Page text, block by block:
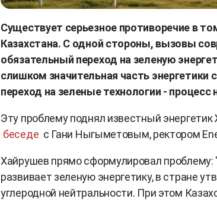
Существует серьезное противоречие в
Казахстана. С одной стороны, вызовы
обязательный переход на зеленую
слишком значительная часть энергетики
переход на зеленые технологии -
Эту проблему поднял известный
беседе с Гани Ныгыметовым, ректором
Хайрушев прямо сформулировал проблему:
развивает зеленую энергетику, в стране
углеродной нейтральности. При этом